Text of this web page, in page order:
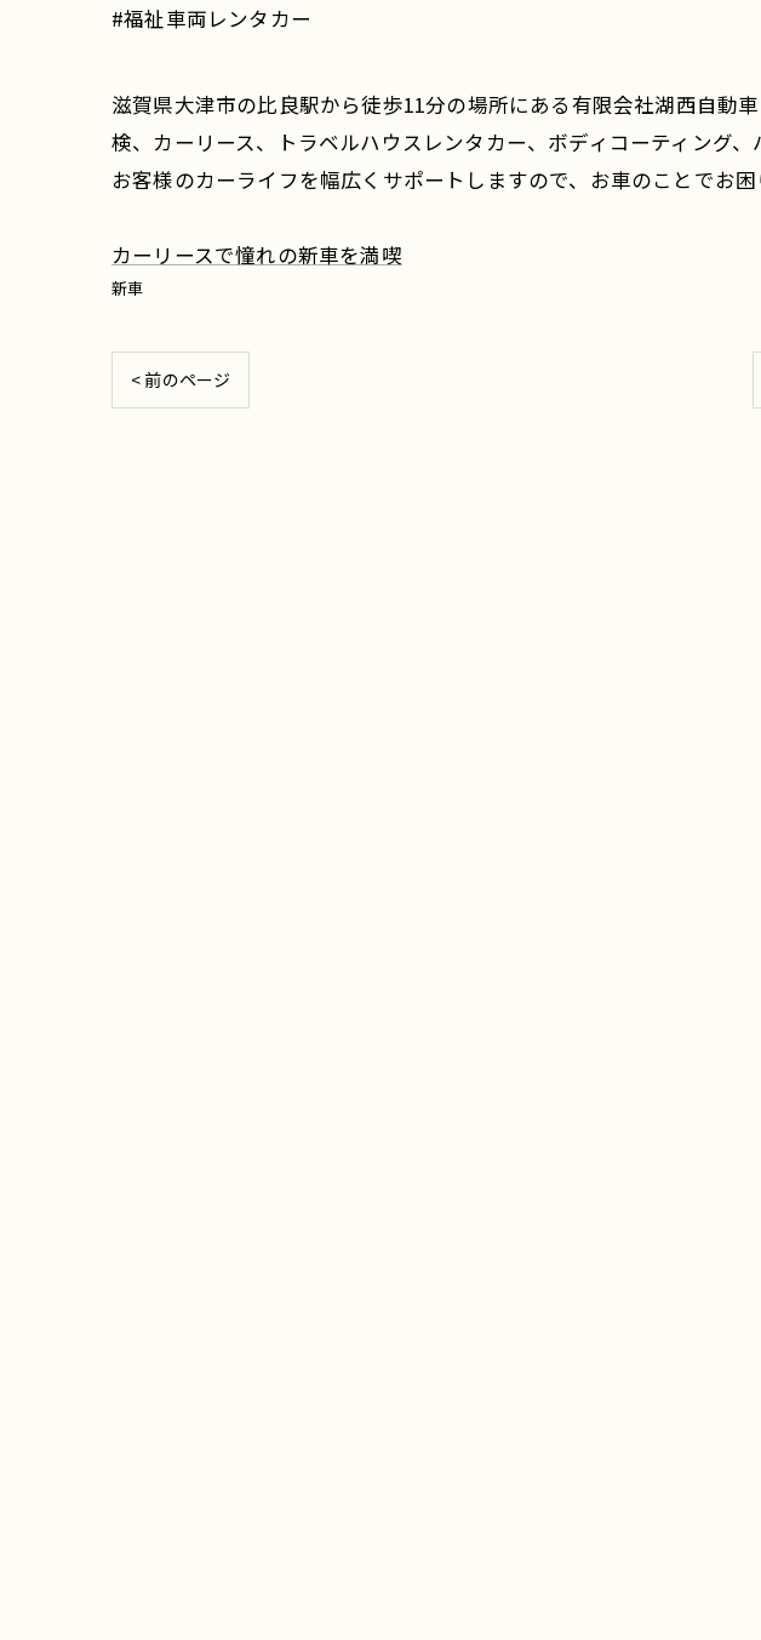
#福祉車両レンタカー
滋賀県大津市の比良駅から徒歩11分の場所にある有限会社湖西自動
検、カーリース、トラベルハウスレンタカー、ボディコーティング
お客様のカーライフを幅広くサポートしますので、お車のことでお
カーリースで憧れの新車を満喫
新車
< 前のページ